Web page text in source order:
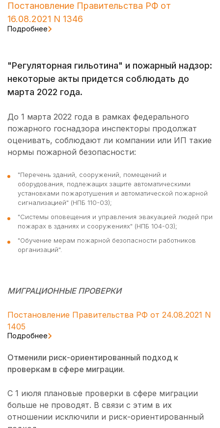
Постановление Правительства РФ от
16.08.2021 N 1346
Подробнее
"Регуляторная гильотина" и пожарный надзор:
некоторые акты придется соблюдать до
марта 2022 года.
До 1 марта 2022 года в рамках федерального
пожарного госнадзора инспекторы продолжат
оценивать, соблюдают ли компании или ИП такие
нормы пожарной безопасности:
"Перечень зданий, сооружений, помещений и
оборудования, подлежащих защите автоматическими
установками пожаротушения и автоматической пожарной
сигнализацией" (НПБ 110-03);
"Системы оповещения и управления эвакуацией людей при
пожарах в зданиях и сооружениях" (НПБ 104-03);
"Обучение мерам пожарной безопасности работников
организаций".
МИГРАЦИОННЫЕ ПРОВЕРКИ
Постановление Правительства РФ от 24.08.2021 N
1405
Подробнее
Отменили риск-ориентированный подход к
проверкам в сфере миграции.
С 1 июля плановые проверки в сфере миграции
больше не проводят. В связи с этим в их
отношении исключили и риск-ориентированный